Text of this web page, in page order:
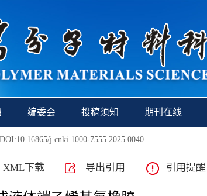
编委会 投稿须知 期刊在线
j.cnki.1000-7555.2025.0040
XML下载 导出引用 引用提醒